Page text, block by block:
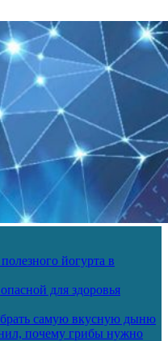
йогурта в
для здоровья
самую вкусную дыню
почему грибы нужно